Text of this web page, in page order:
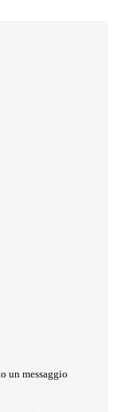
un messaggio